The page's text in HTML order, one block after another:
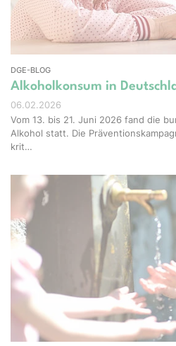
DGE-BLOG
Alkoholkonsum in
06.02.2026
Vom 13. bis 21. Juni 2026 fand die
Alkohol statt. Die
krit…